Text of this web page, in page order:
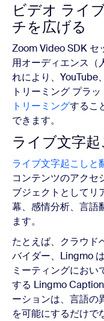
ビデオ ライ
チを広げる
Zoom Video SDK セ
用オーディエンス（
れにより、YouTube
トリーミング プラ
トリーミングするこ
できます。
ライブ文字
ライブ文字起こしと
コンテンツのアクセ
ブジェクトとしてリ
幕、感情分析、言語
ます。
たとえば、クラウド
バイダー、Lingmo
ミーティングにお
する Lingmo
ーションは、言語の
を可能にするだけで